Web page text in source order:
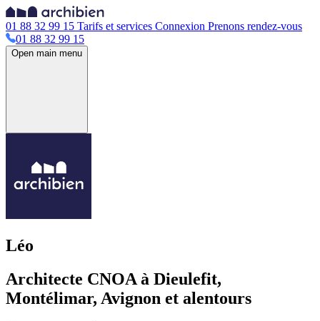
01 88 32 99 15 Tarifs et services Connexion Prenons rendez-vous
01 88 32 99 15
Open main menu
Léo
Architecte CNOA à Dieulefit,
Montélimar, Avignon et alentours